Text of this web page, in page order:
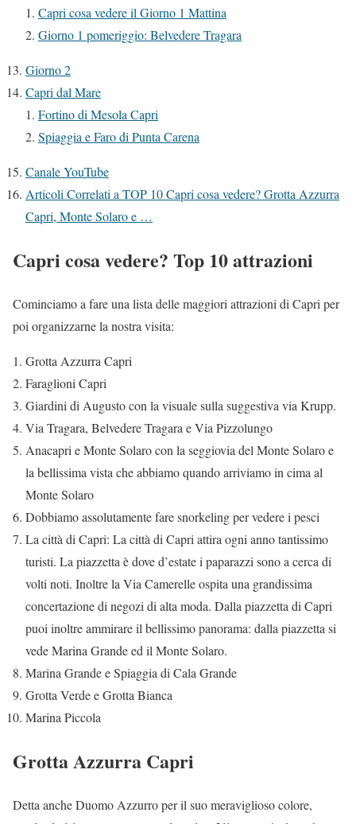
Capri cosa vedere il Giorno 1 Mattina
Giorno 1 pomeriggio: Belvedere Tragara
Giorno 2
Capri dal Mare
Fortino di Mesola Capri
Spiaggia e Faro di Punta Carena
Canale YouTube
Articoli Correlati a TOP 10 Capri cosa vedere? Grotta Azzurra
Capri, Monte Solaro e …
Capri cosa vedere? Top 10 attrazioni
Cominciamo a fare una lista delle maggiori attrazioni di Capri per
poi organizzarne la nostra visita:
Grotta Azzurra Capri
Faraglioni Capri
Giardini di Augusto con la visuale sulla suggestiva via Krupp.
Via Tragara, Belvedere Tragara e Via Pizzolungo
Anacapri e Monte Solaro con la seggiovia del Monte Solaro e
la bellissima vista che abbiamo quando arriviamo in cima al
Monte Solaro
Dobbiamo assolutamente fare snorkeling per vedere i pesci
La città di Capri: La città di Capri attira ogni anno tantissimo
turisti. La piazzetta è dove d’estate i paparazzi sono a cerca di
volti noti. Inoltre la Via Camerelle ospita una grandissima
concertazione di negozi di alta moda. Dalla piazzetta di Capri
puoi inoltre ammirare il bellissimo panorama: dalla piazzetta si
vede Marina Grande ed il Monte Solaro.
Marina Grande e Spiaggia di Cala Grande
Grotta Verde e Grotta Bianca
Marina Piccola
Grotta Azzurra Capri
Detta anche Duomo Azzurro per il suo meraviglioso colore,